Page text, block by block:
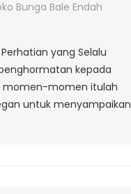
Bunga Bale Endah
yang Selalu
kepada
momen-momen itulah
untuk menyampaikan